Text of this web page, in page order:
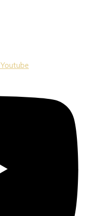
Youtube